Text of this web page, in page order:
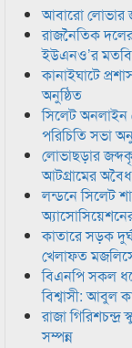
আবারো লোভার
রাজনৈতিক
ইউএনও’র
কানাইঘাটে
অনুষ্ঠিত
সিলেট অনলাইন
পরিচিতি সভা
লোভাছড়ার
আটগ্রামের
লন্ডনে সিলেট
কাতারে সড়ক
খেলাফত
বিএনপি সকল
বিশ্বাসী: আবুল
রাজা গিরিশচন্দ্র
সম্পন্ন